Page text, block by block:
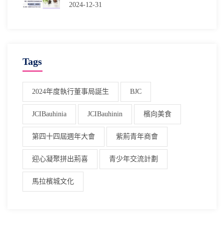
2024-12-31
Tags
2024年度執行董事局誕生 BJC
JCIBauhinia JCIBauhinin 檳向美食
第四十四屆週年大會 紫荊青年商會
迎心凝聚拼出荊喜 青少年交流計劃
馬拉檳城文化